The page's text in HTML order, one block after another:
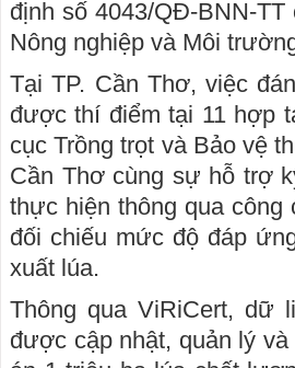
định số 4043/QĐ-BNN-
Nông nghiệp và Môi
Tại TP. Cần Thơ, việc
được thí điểm tại 11 hợp
cục Trồng trọt và Bảo vệ
Cần Thơ cùng sự hỗ trợ
thực hiện thông qua công
đối chiếu mức độ đáp
xuất lúa.
Thông qua ViRiCert, dữ
được cập nhật, quản lý